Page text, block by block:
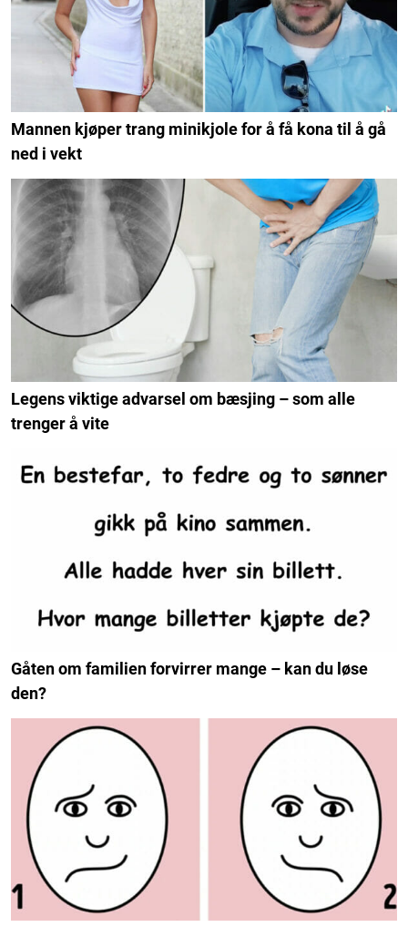
Mannen kjøper trang minikjole for å få kona til å gå
ned i vekt
Legens viktige advarsel om bæsjing – som alle
trenger å vite
Gåten om familien forvirrer mange – kan du løse
den?